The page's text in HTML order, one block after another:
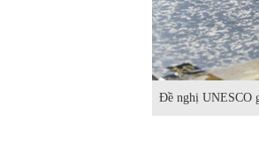
Đề nghị UNESCO